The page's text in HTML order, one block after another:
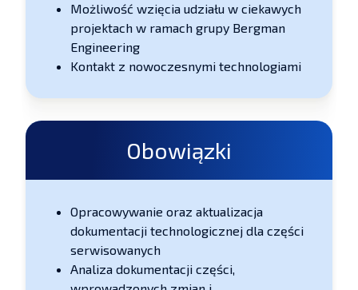
Możliwość wzięcia udziału w ciekawych
projektach w ramach grupy Bergman
Engineering
Kontakt z nowoczesnymi technologiami
Obowiązki
Opracowywanie oraz aktualizacja
dokumentacji technologicznej dla części
serwisowanych
Analiza dokumentacji części,